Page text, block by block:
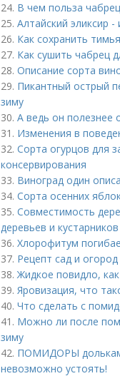
24. В чем польза
25. Алтайский эликсир
26. Как сохранить
27. Как сушить чабрец
28. Описание сорта
29. Пикантный острый
зиму
30. А ведь он полезнее
31. Изменения в
32. Сорта огурцов для
консервирования
33. Виноград один
34. Сорта осенних
35. Совместимость
деревьев и кустарников
36. Хлорофитум
37. Рецепт сад и
38.Жидкое повидло,
39. Яровизация, что
40. Что сделать с
41. Можно ли после
зиму
42. ПОМИДОРЫ
невозможно устоять!